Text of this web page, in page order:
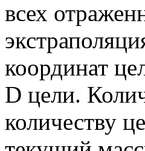
всех
координат
D цели.
количеству